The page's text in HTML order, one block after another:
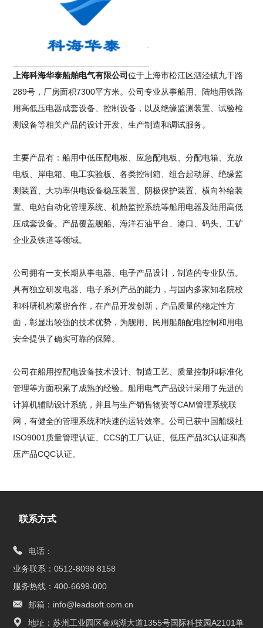
上海科海华泰船舶电气有限公司位于上海市松江区泗泾镇九干路
289号，厂房面积7300平方米。公司专业从事船用、陆地用铁路
用高低压电器成套设备、控制设备，以及绝缘监测装置、试验检
测设备等相关产品的设计开发、生产制造和调试服务。
主要产品有：船用中低压配电板、应急配电板、分配电箱、充放
电板、岸电箱、电工实验板、各类控制箱、组合起动屏、绝缘监
测装置、大功率供电设备稳压装置、阴极保护装置、横向补给装
置、电站自动化管理系统、机舱监控系统等船用电器及陆用高低
压成套设备。产品覆盖舰船、海洋石油平台、港口、码头、工矿
企业及铁道等领域。
公司拥有一支长期从事电器、电子产品设计，制造的专业队伍。
具有独立研发电器、电子系列产品的能力，与国内多家知名院校
和科研机构紧密合作，在产品开发创新，产品质量的稳定性方
面，彰显出较强的技术优势，为舰用、民用船舶配电控制和用电
安全提供了确实可靠的保障。
公司在船用控配电设备技术设计、制造工艺、质量控制和标准化
管理等方面积累了成熟的经验。船用电气产品设计采用了先进的
计算机辅助设计系统，并且与生产销售物资等CAM管理系统联
网，有健全的管理系统和快速的运转效率。公司已获中国船级社
ISO9001质量管理认证、CCS的工厂认证、低压产品3C认证和高
压产品CQC认证。
联系方式
电话：
业务联系：0512-8098 8158
服务热线：400-6699-000
邮箱：info@leadsoft.com.cn
地址：苏州工业园区金鸡湖大道1355号国际科技园A2101单